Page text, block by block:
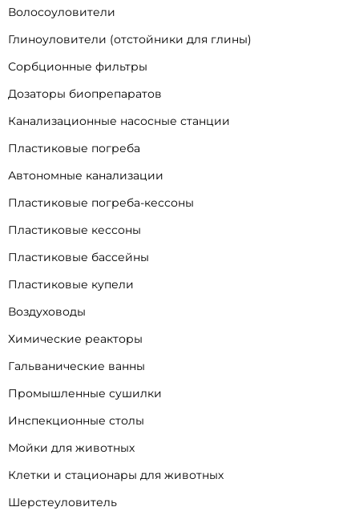
Волосоуловители
Глиноуловители (отстойники для глины)
Сорбционные фильтры
Дозаторы биопрепаратов
Канализационные насосные станции
Пластиковые погреба
Автономные канализации
Пластиковые погреба-кессоны
Пластиковые кессоны
Пластиковые бассейны
Пластиковые купели
Воздуховоды
Химические реакторы
Гальванические ванны
Промышленные сушилки
Инспекционные столы
Мойки для животных
Клетки и стационары для животных
Шерстеуловитель